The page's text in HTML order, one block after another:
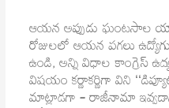
ఆయన అప్పుడు ఘంటసాల
రోజులలో ఆయన పగలు
ఉండి, అన్ని విధాల కాంగ్రెస్
విషయం కర్ణాకర్ణిగా విని
మాట్లాడగా – రాజీనామా